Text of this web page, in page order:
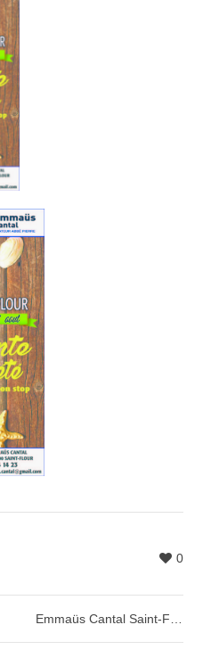
0
Emmaüs Cantal Saint-Flour : grande vente d’été samedi 4 août 2018